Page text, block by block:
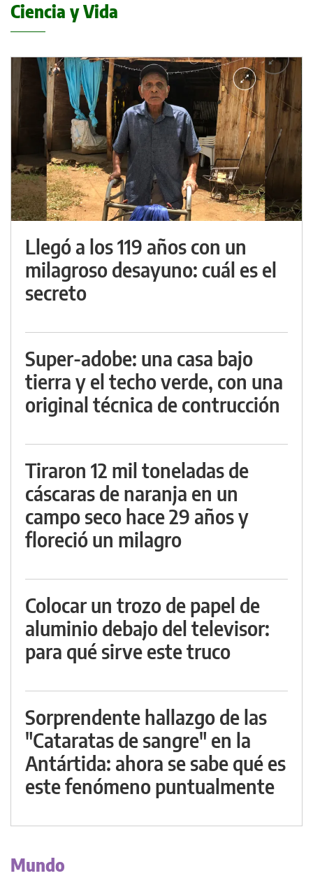
Ciencia y Vida
Llegó a los 119 años con un
milagroso desayuno: cuál es el
secreto
Super-adobe: una casa bajo
tierra y el techo verde, con una
original técnica de contrucción
Tiraron 12 mil toneladas de
cáscaras de naranja en un
campo seco hace 29 años y
floreció un milagro
Colocar un trozo de papel de
aluminio debajo del televisor:
para qué sirve este truco
Sorprendente hallazgo de las
"Cataratas de sangre" en la
Antártida: ahora se sabe qué es
este fenómeno puntualmente
Mundo